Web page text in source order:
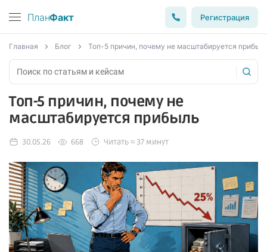
ПланФакт Регистрация
Главная Блог Топ-5 причин, почему не масштабируется
Топ-5 причин, почему не
масштабируется прибыль
30.05.26 668 Читать ≈ 37 минут